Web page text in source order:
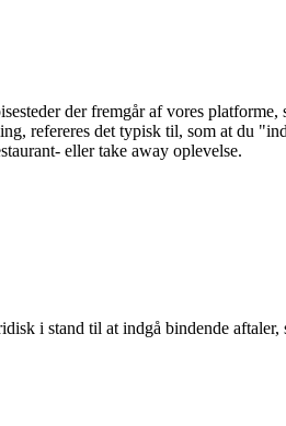
der fremgår af vores
refereres det typisk til, som at du
eller take away oplevelse.
i stand til at indgå bindende aftaler,